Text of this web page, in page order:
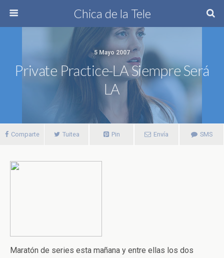
Chica de la Tele
5 Mayo 2007
Private Practice-LA Siempre Será
LA
Comparte Tuitea Pin Envía SMS
Maratón de series esta mañana y entre ellas los dos